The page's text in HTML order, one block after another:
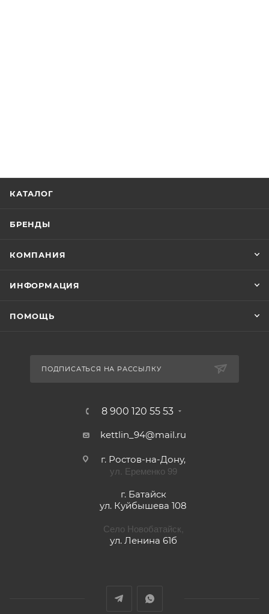
КАТАЛОГ
БРЕНДЫ
КОМПАНИЯ
ИНФОРМАЦИЯ
ПОМОЩЬ
ПОДПИСАТЬСЯ НА РАССЫЛКУ
8 900 120 55 53
kettlin_94@mail.ru
г. Ростов-на-Дону,
ул. Еременко 99
г. Батайск
ул. Куйбышева 108
Село Новобатайск,
ул. Ленина 61б